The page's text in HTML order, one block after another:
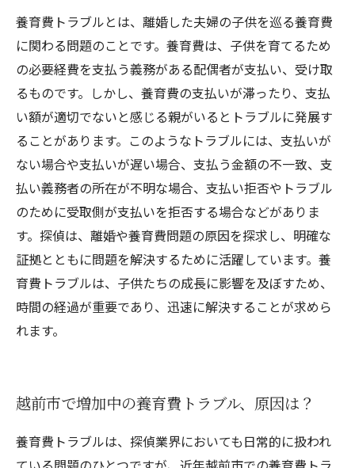
養育費トラブルとは、離婚した夫婦の子供を巡る養育費
に関わる問題のことです。養育費は、子供を育てるため
の必要経費を支払う義務がある配偶者が支払い、受け取
るものです。しかし、養育費の支払いが滞ったり、支払
い額が適切でないと感じる親がいるとトラブルに発展す
ることがあります。このようなトラブルには、支払いが
ない場合や支払いが遅い場合、支払う金額の不一致、支
払い義務者の所在が不明な場合、支払い拒否やトラブル
のために受取側が支払いを拒否する場合などがありま
す。探偵は、離婚や養育費問題の原因を探求し、明確な
証拠とともに問題を解決するために活躍しています。養
育費トラブルは、子供たちの成長に影響を及ぼすため、
時間の経過が重要であり、迅速に解決することが求めら
れます。
越前市で増加中の養育費トラブル、原因は？
養育費トラブルは、探偵業界においても日常的に扱われ